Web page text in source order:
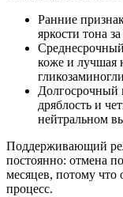
Ранние
яркости тона
коже и лучшая
Долгосрочный
дряблость и
нейтральном
Поддерживающий
постоянно: отмена
месяцев, потому
процесс.